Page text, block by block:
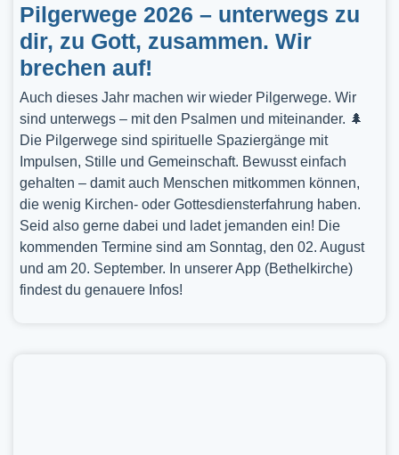
Pilgerwege 2026 – unterwegs zu
dir, zu Gott, zusammen. Wir
brechen auf!
Auch dieses Jahr machen wir wieder Pilgerwege. Wir
sind unterwegs – mit den Psalmen und miteinander. 🌲
Die Pilgerwege sind spirituelle Spaziergänge mit
Impulsen, Stille und Gemeinschaft. Bewusst einfach
gehalten – damit auch Menschen mitkommen können,
die wenig Kirchen- oder Gottesdiensterfahrung haben.
Seid also gerne dabei und ladet jemanden ein! Die
kommenden Termine sind am Sonntag, den 02. August
und am 20. September. In unserer App (Bethelkirche)
findest du genauere Infos!